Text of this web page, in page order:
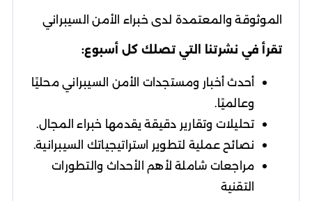
الموثوقة والمعتمدة لدى خبراء الأمن السيبراني
تقرأ في نشرتنا التي تصلك كل أسبوع:
أحدث أخبار ومستجدات الأمن السيبراني محليًا
وعالميًا.
تحليلات وتقارير دقيقة يقدمها خبراء المجال.
نصائح عملية لتطوير استراتيجياتك السيبرانية.
مراجعات شاملة لأهم الأحداث والتطورات
التقنية